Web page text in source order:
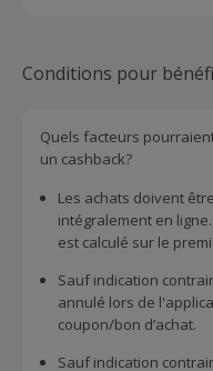
Conditions pour
Quels facteurs
un cashback?
Les achats doivent
intégralement en
est calculé sur le
Sauf indication
annulé lors de
coupon/bon d’achat.
Sauf indication